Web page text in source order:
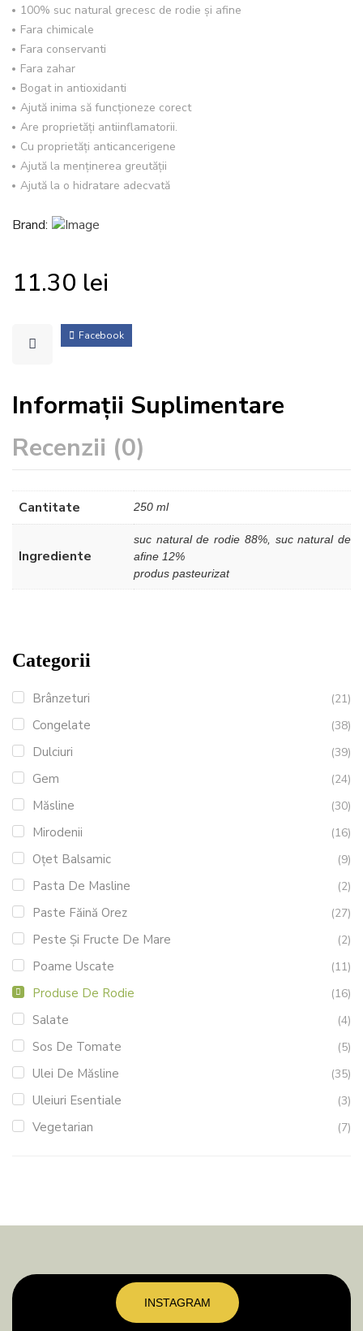
Categorii
Brânzeturi (21)
Congelate (38)
Dulciuri (39)
Gem (24)
Măsline (30)
Mirodenii (16)
Oțet Balsamic (9)
Pasta De Masline (2)
Paste Făină Orez (27)
Peste Și Fructe De Mare (2)
Poame Uscate (11)
Produse De Rodie (16)
Salate (4)
Sos De Tomate (5)
Ulei De Măsline (35)
Uleiuri Esentiale (3)
Vegetarian (7)
100% suc natural grecesc de rodie și afine
Fara chimicale
Fara conservanti
Fara zahar
Bogat in antioxidanti
Ajută inima să funcționeze corect
Are proprietăți antiinflamatorii.
Cu proprietăți anticancerigene
Ajută la menținerea greutății
Ajută la o hidratare adecvată
Brand:
11.30 lei
Facebook
Informații Suplimentare
Recenzii (0)
Cantitate 250 ml
Ingrediente
suc natural de rodie 88%, suc natural de
afine 12%
produs pasteurizat
INSTAGRAM